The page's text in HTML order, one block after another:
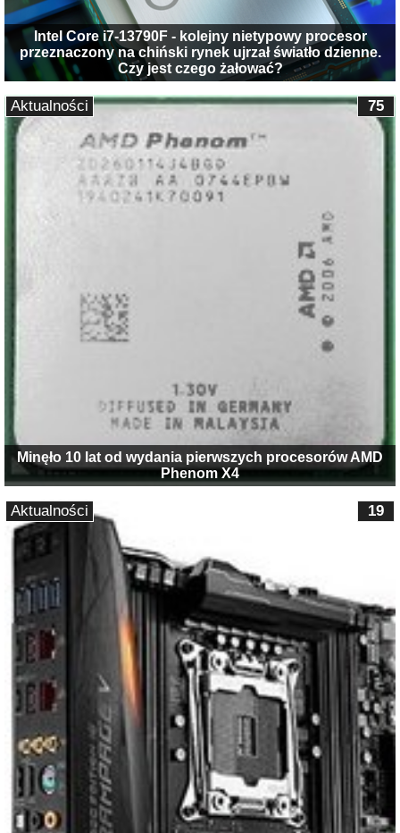
Intel Core i7-13790F - kolejny nietypowy procesor
przeznaczony na chiński rynek ujrzał światło dzienne.
Czy jest czego żałować?
Minęło 10 lat od wydania pierwszych procesorów AMD
Phenom X4
75
Aktualności
19
Aktualności